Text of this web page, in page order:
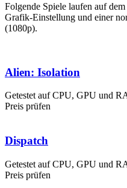
Folgende Spiele laufen auf
Grafik-Einstellung und einer
(1080p).
Alien: Isolation
Getestet auf CPU, GPU und
Preis prüfen
Dispatch
Getestet auf CPU, GPU und
Preis prüfen